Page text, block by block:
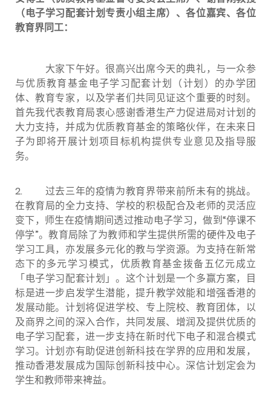
（电子学习配套计划专责小组主席）、各位嘉宾、各位
教育界同工：
大家下午好。很高兴出席今天的典礼，与一众参
与优质教育基金电子学习配套计划（计划）的办学团
体、教育专家，以及学者们共同见证这个重要的时刻。
首先我代表教育局衷心感谢香港生产力促进局对计划的
大力支持，并成为优质教育基金的策略伙伴，在未来日
子为即将开展计划项目标机构提供专业意见及指导服
务。
2. 过去三年的疫情为教育界带来前所未有的挑战。
在教育局的全力支持、学校的积极配合及老师的灵活应
变下，师生在疫情期间透过推动电子学习，做到“停课不
停学”。教育局除了为教师和学生提供所需的硬件及电子
学习工具，亦发展多元化的教与学资源。为支持在新常
态下的多元学习模式，优质教育基金拨备五亿元成立
「电子学习配套计划」。这个计划是一个多赢方案，目
标是进一步启发学生潜能，提升教学效能和增强香港的
发展动能。计划将促进学校、专上院校、教育团体，以
及商界之间的深入合作，共同发展、增润及提供优质的
电子学习配套，进一步支持在新时代下电子和混合模式
学习。计划亦有助促进创新科技在学界的应用和发展，
推动香港发展成为国际创新科技中心。深信计划定会为
学生和教师带来裨益。